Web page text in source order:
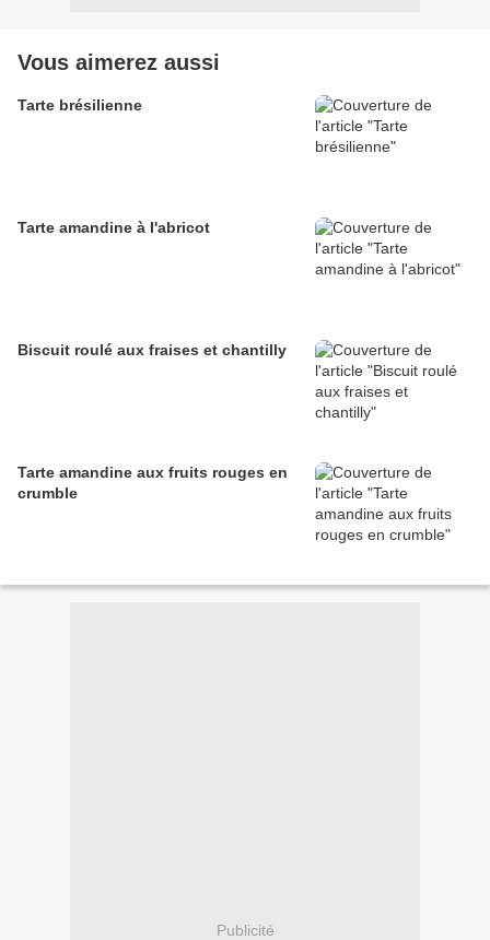
Vous aimerez aussi
Tarte brésilienne
Tarte amandine à l'abricot
Biscuit roulé aux fraises et chantilly
Tarte amandine aux fruits rouges en
crumble
Publicité